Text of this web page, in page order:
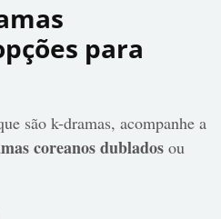
para
são k-dramas, acompanhe a
coreanos dublados ou